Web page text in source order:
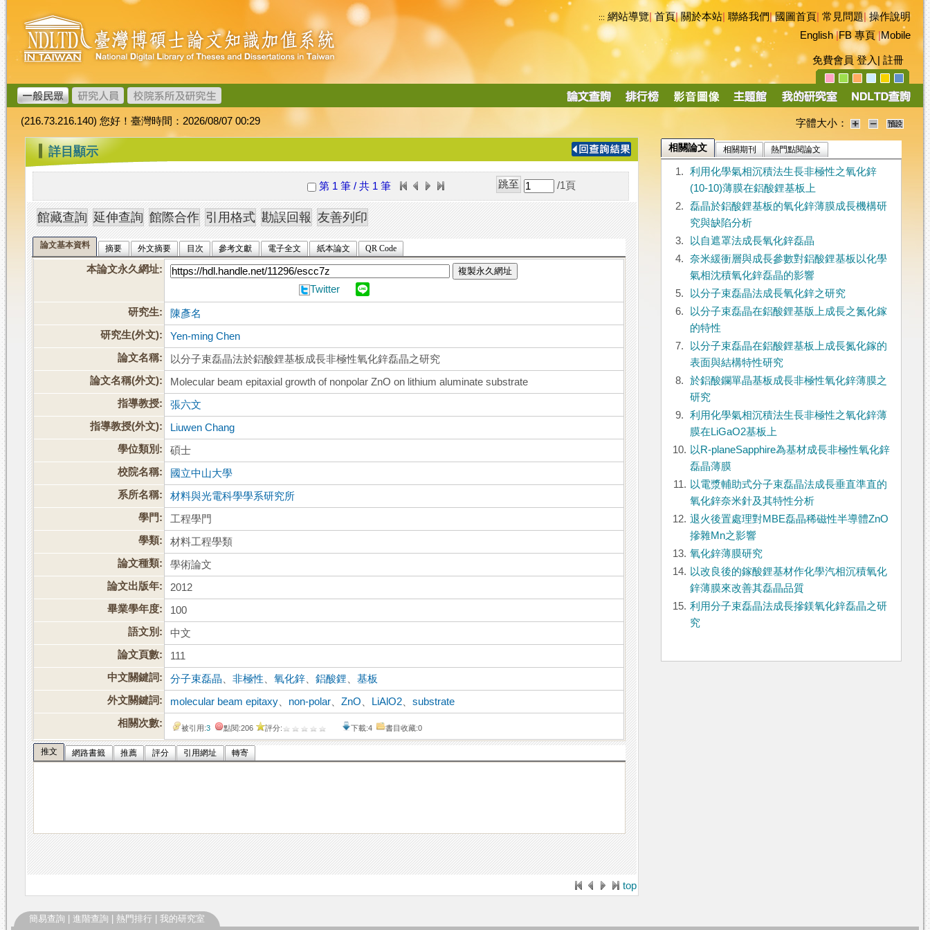
跳
到
主
要
內
容
臺
灣
博
碩
士
論
文
加
值
系
統
::: 網站導覽|首頁|關於本站 聯絡我們|國圖首頁 常見問題|操作說明
English|FB 專頁|Mobile
免費會員 登入 註冊
導
(216.73.216.140) 您好！臺灣時間：2026/08/07 00:29 字體大小：
::: 詳目顯示
第 1 筆 / 共 1 筆 /1 頁
論文基本資料 摘要 外文摘要 目次 參考文獻 電子全文 紙本論文 QR Code
本論文永久網址: 複製永久網址
Twitter
研究生:
陳彥名
研究生(外文):
Yen-ming Chen
論文名稱:
以分子束磊晶法於鋁酸鋰基板成長非極性氧化鋅磊晶之研究
論文名稱(外文):
Molecular beam epitaxial growth of nonpolar ZnO on lithium aluminate substrate
指導教授:
張六文
指導教授(外文):
Liuwen Chang
學位類別:
碩士
校院名稱:
國立中山大學
系所名稱:
材料與光電科學學系研究所
學門:
工程學門
學類:
材料工程學類
論文種類:
學術論文
論文出版年:
2012
畢業學年度:
100
語文別:
中文
論文頁數:
111
中文關鍵詞:
分子束磊晶 、非極性 、氧化鋅 、鋁酸鋰 、基板
外文關鍵詞:
molecular beam epitaxy non-polar 、ZnO LiAlO2 、substrate
相關次數:
被引用:3 點閱:206 評分: 下載:4 書目收藏:0
推文 網路書籤 推薦 評分 引用網址 轉寄
top
相關論文 相關期刊 熱門點閱論文
1.
利用化學氣相沉積法生長非極性之氧化鋅
(10-10)薄膜在鋁酸鋰基板上
2.
磊晶於鋁酸鋰基板的氧化鋅薄膜成長機構研
究與缺陷分析
3.
以自遮罩法成長氧化鋅磊晶
4.
奈米緩衝層與成長參數對鋁酸鋰基板以化學
氣相沈積氧化鋅磊晶的影響
5.
以分子束磊晶法成長氧化鋅之研究
6.
以分子束磊晶在鋁酸鋰基版上成長之氮化鎵
的特性
7.
以分子束磊晶在鋁酸鋰基板上成長氮化鎵的
表面與結構特性研究
8.
於鋁酸鑭單晶基板成長非極性氧化鋅薄膜之
研究
9.
利用化學氣相沉積法生長非極性之氧化鋅薄
膜在LiGaO2基板上
10. 以R-planeSapphire為基材成長非極性氧化鋅
磊晶薄膜
11. 以電漿輔助式分子束磊晶法成長垂直準直的
氧化鋅奈米針及其特性分析
12. 退火後置處理對MBE磊晶稀磁性半導體ZnO
摻雜Mn之影響
13. 氧化鋅薄膜研究
14. 以改良後的鎵酸鋰基材作化學汽相沉積氧化
鋅薄膜來改善其磊晶品質
15. 利用分子束磊晶法成長摻鎂氧化鋅磊晶之研
究
簡易查詢 進階查詢 熱門排行 我的研究室